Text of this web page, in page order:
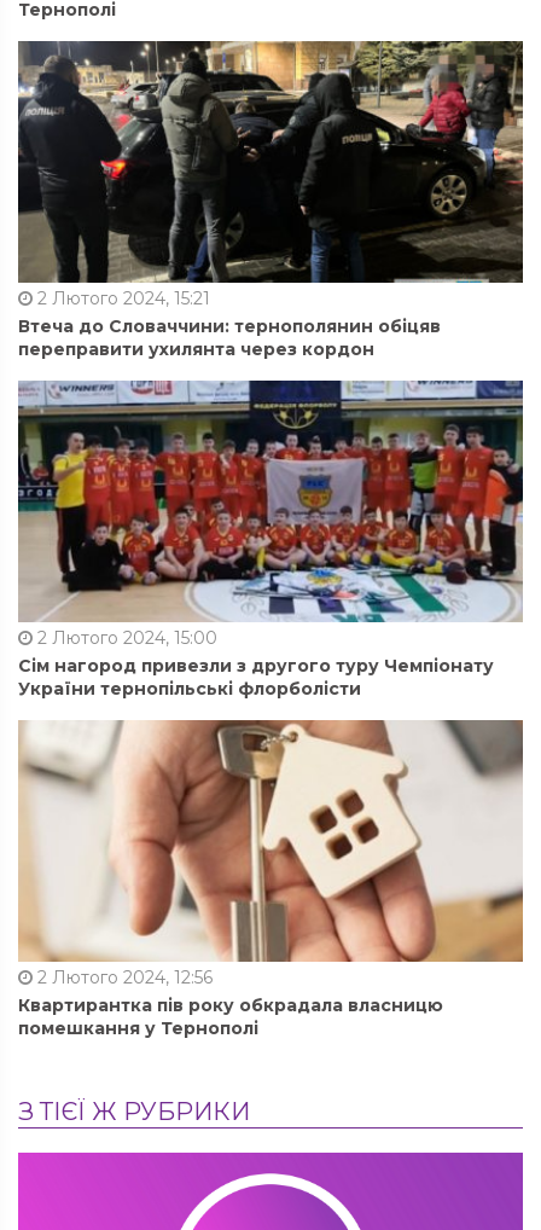
Тернополі
2 Лютого 2024, 15:21
Втеча до Словаччини: тернополянин обіцяв
переправити ухилянта через кордон
2 Лютого 2024, 15:00
Сім нагород привезли з другого туру Чемпіонату
України тернопільські флорболісти
2 Лютого 2024, 12:56
Квартирантка пів року обкрадала власницю
помешкання у Тернополі
З ТІЄЇ Ж РУБРИКИ